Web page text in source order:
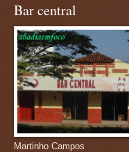
Bar central
Martinho Campos